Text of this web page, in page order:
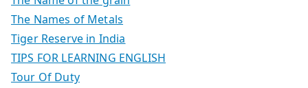
The Names of Metals
Tiger Reserve in India
TIPS FOR LEARNING ENGLISH
Tour Of Duty